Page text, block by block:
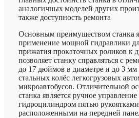
аналогичных моделей других
также доступность ремонта
Основным преимуществом станка
применение мощной гидравлики
прижатия прокаточных роликов к
позволяет станку справляться с
до 17 дюймов в диаметре и до 3
стальных колёс легкогрузовых
микроавтобусов. Отличительной
станка является ручное
гидроцилиндром пятью
расположенными на передней